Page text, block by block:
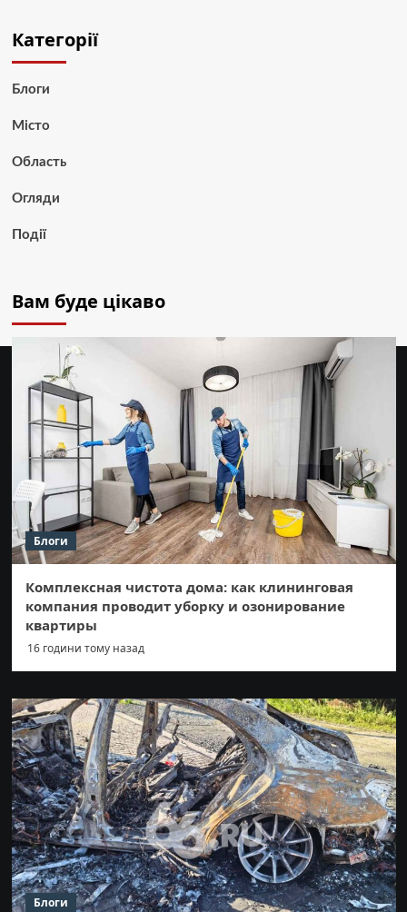
Категорії
Блоги
Місто
Область
Огляди
Події
Вам буде цікаво
Блоги
Комплексная чистота дома: как клининговая
компания проводит уборку и озонирование
квартиры
16 години тому назад
Блоги